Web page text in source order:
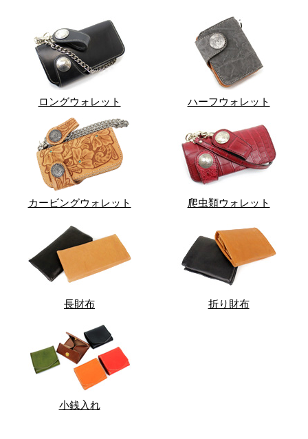
ロングウォレット ハーフウォレット
カービングウォレット 爬虫類ウォレット
長財布 折り財布
小銭入れ